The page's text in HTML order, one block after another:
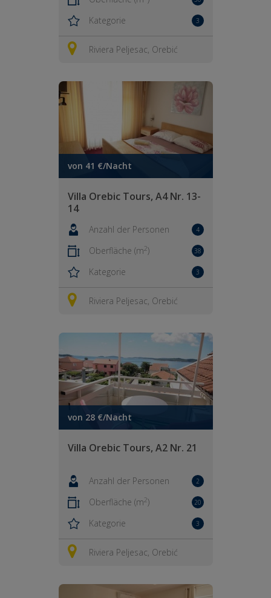
Kategorie 3
Riviera Peljesac, Orebić
von 41 €/Nacht
Villa Orebic Tours, A4 Nr. 13-
14
Anzahl der Personen 4
Oberfläche (m2) 38
Kategorie 3
Riviera Peljesac, Orebić
von 28 €/Nacht
Villa Orebic Tours, A2 Nr. 21
Anzahl der Personen 2
Oberfläche (m2) 20
Kategorie 3
Riviera Peljesac, Orebić